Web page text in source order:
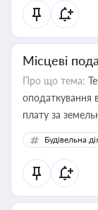
Місцеві
Про що тема:
оподаткування
Будівельна